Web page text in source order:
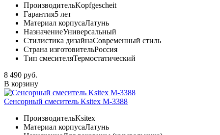
ПроизводительKopfgescheit
Гарантия5 лет
Материал корпусаЛатунь
НазначениеУниверсальный
Стилистика дизайнаСовременный стиль
Страна изготовительРоссия
Тип смесителяТермостатический
8 490 руб.
В корзину
Сенсорный смеситель Ksitex М-3388
ПроизводительKsitex
Материал корпусаЛатунь